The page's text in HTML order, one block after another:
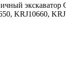
экскаватор
KRJ10660,